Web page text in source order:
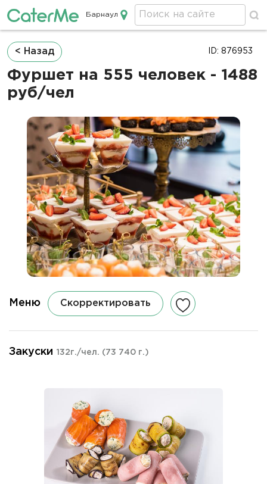
Кейтеринг в Барнауле
Барнаул
Строка
навигации
< Назад
Фуршет на 555 человек - 1488
руб/чел
ID: 876953
Меню Скорректировать
Закуски 132г./чел. (73 740 г.)